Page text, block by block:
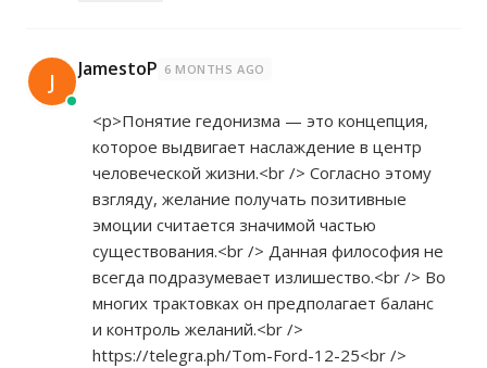
J JamestoP 6 MONTHS AGO
<p>Понятие гедонизма — это концепция,
которое выдвигает наслаждение в центр
человеческой жизни.<br /> Согласно этому
взгляду, желание получать позитивные
эмоции считается значимой частью
существования.<br /> Данная философия не
всегда подразумевает излишество.<br /> Во
многих трактовках он предполагает баланс
и контроль желаний.<br />
https://telegra.ph/Tom-Ford-12-25<br />